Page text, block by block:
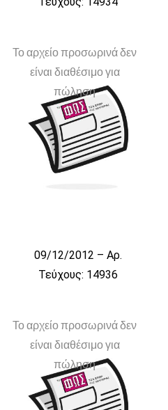
Το αρχείο προσωρινά δεν
είναι διαθέσιμο για
πώληση
09/12/2012 – Αρ.
Τεύχους: 14936
Το αρχείο προσωρινά δεν
είναι διαθέσιμο για
πώληση